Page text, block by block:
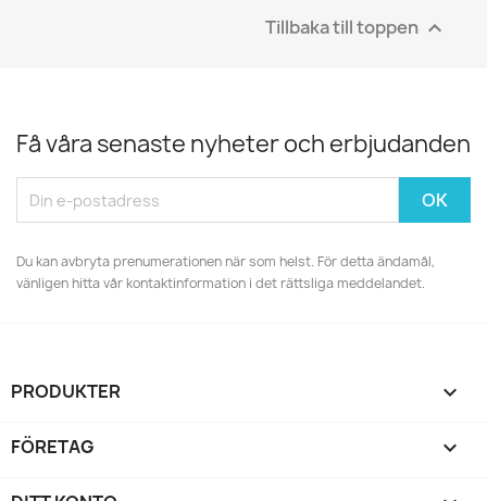
Tillbaka till toppen 
Få våra senaste nyheter och erbjudanden
Du kan avbryta prenumerationen när som helst. För detta ändamål,
vänligen hitta vår kontaktinformation i det rättsliga meddelandet.
PRODUKTER 
FÖRETAG 